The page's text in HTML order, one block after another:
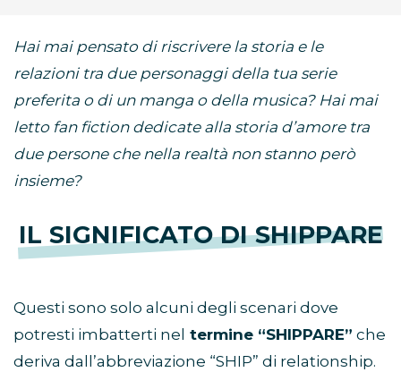
Hai mai pensato di riscrivere la storia e le
relazioni tra due personaggi della tua serie
preferita o di un manga o della musica? Hai mai
letto fan fiction dedicate alla storia d’amore tra
due persone che nella realtà non stanno però
insieme?
IL SIGNIFICATO DI SHIPPARE
Questi sono solo alcuni degli scenari dove
potresti imbatterti nel termine “SHIPPARE” che
deriva dall’abbreviazione “SHIP” di relationship.